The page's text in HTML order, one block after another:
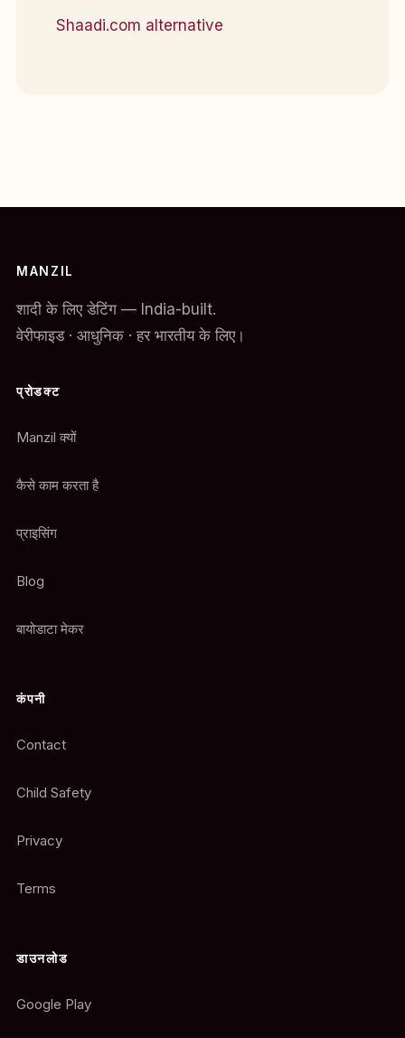
Shaadi.com alternative
MANZIL
शादी के लिए डेटिंग — India-built.
वेरीफाइड · आधुनिक · हर भारतीय के लिए।
प्रोडक्ट
Manzil क्यों
कैसे काम करता है
प्राइसिंग
Blog
बायोडाटा मेकर
कंपनी
Contact
Child Safety
Privacy
Terms
डाउनलोड
Google Play